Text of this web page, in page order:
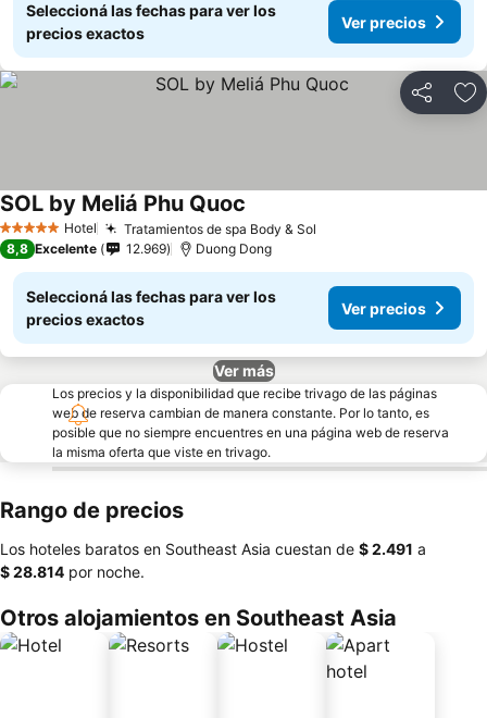
Seleccioná las fechas para ver los
precios exactos
Ver precios
Compartir
5 Estrellas Hotel Tratamientos de spa Body & Sol
SOL by Meliá Phu Quoc
8,8 Excelente 12.969 Duong Dong
Seleccioná las fechas para ver los
precios exactos
Ver precios
Ver más
Los precios y la disponibilidad que recibe trivago de las páginas
web de reserva cambian de manera constante. Por lo tanto, es
posible que no siempre encuentres en una página web de reserva
la misma oferta que viste en trivago.
Rango de precios
Los hoteles baratos en Southeast Asia cuestan de ‎$ 2.491 a
‎$ 28.814 por noche.
Otros alojamientos en Southeast Asia